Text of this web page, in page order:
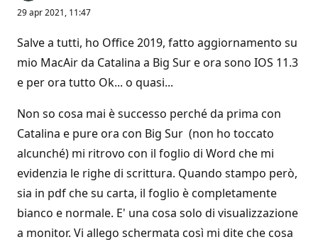
29 apr 2021, 11:47
Salve a tutti, ho Office 2019, fatto aggiornamento su
mio MacAir da Catalina a Big Sur e ora sono IOS 11.3
e per ora tutto Ok... o quasi...
Non so cosa mai è successo perché da prima con
Catalina e pure ora con Big Sur (non ho toccato
alcunché) mi ritrovo con il foglio di Word che mi
evidenzia le righe di scrittura. Quando stampo però,
sia in pdf che su carta, il foglio è completamente
bianco e normale. E' una cosa solo di visualizzazione
a monitor. Vi allego schermata così mi dite che cosa